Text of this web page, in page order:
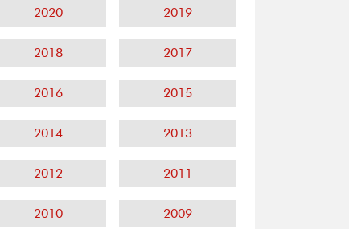
2020 2019
2018 2017
2016 2015
2014 2013
2012 2011
2010 2009